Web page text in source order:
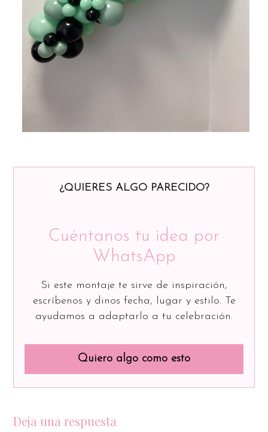
¿QUIERES ALGO PARECIDO?
Cuéntanos tu idea por
WhatsApp
Si este montaje te sirve de inspiración,
escríbenos y dinos fecha, lugar y estilo. Te
ayudamos a adaptarlo a tu celebración.
Quiero algo como esto
Deja una respuesta